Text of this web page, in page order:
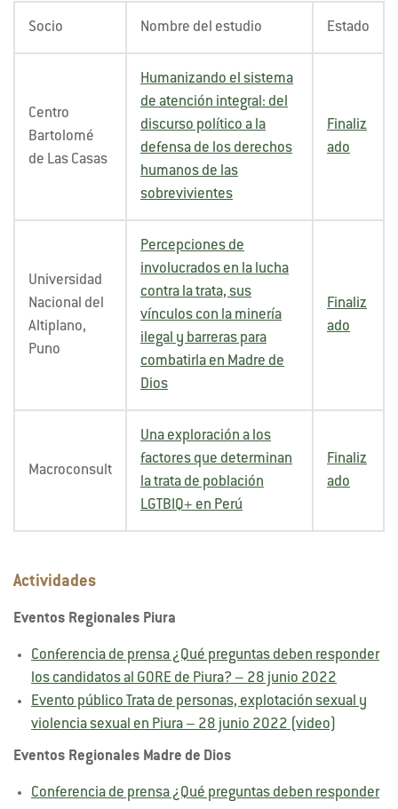
Socio Nombre del estudio Estado
Centro
Bartolomé
de Las Casas
Humanizando el sistema
de atención integral: del
discurso político a la
defensa de los derechos
humanos de las
sobrevivientes
Finaliz
ado
Universidad
Nacional del
Altiplano,
Puno
Percepciones de
involucrados en la lucha
contra la trata, sus
vínculos con la minería
ilegal y barreras para
combatirla en Madre de
Dios
Finaliz
ado
Macroconsult
Una exploración a los
factores que determinan
la trata de población
LGTBIQ+ en Perú
Finaliz
ado
Actividades
Eventos Regionales Piura
Conferencia de prensa ¿Qué preguntas deben responder
los candidatos al GORE de Piura? – 28 junio 2022
Evento público Trata de personas, explotación sexual y
violencia sexual en Piura – 28 junio 2022 (video)
Eventos Regionales Madre de Dios
Conferencia de prensa ¿Qué preguntas deben responder